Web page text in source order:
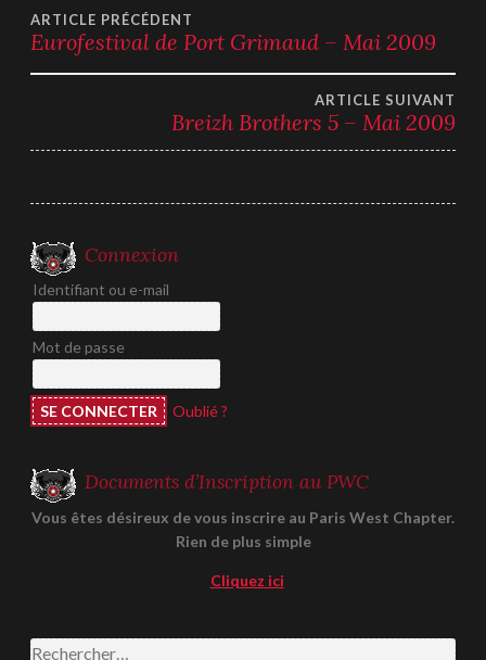
Navigation
de
l’article
ARTICLE PRÉCÉDENT
Eurofestival de Port Grimaud – Mai 2009
ARTICLE SUIVANT
Breizh Brothers 5 – Mai 2009
Connexion
Identifiant ou e-mail
Mot de passe
Oublié ?
Documents d’Inscription au PWC
Vous êtes désireux de vous inscrire au Paris West Chapter.
Rien de plus simple
Cliquez ici
Rechercher :